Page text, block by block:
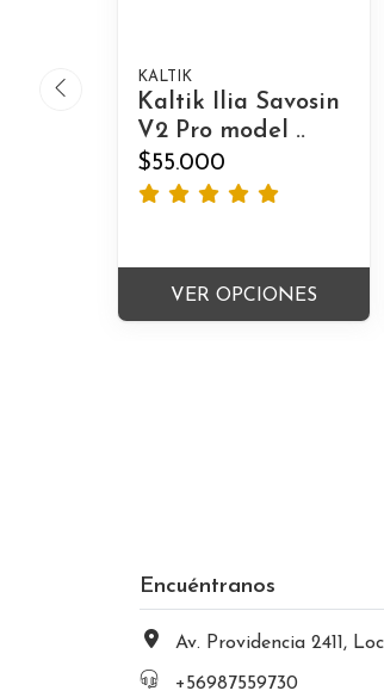
KALTIK
Kaltik Ilia Savosin
V2 Pro model ..
$55.000
VER OPCIONES
Encuéntranos
Av. Providencia 2411, Local 18,
+56987559730